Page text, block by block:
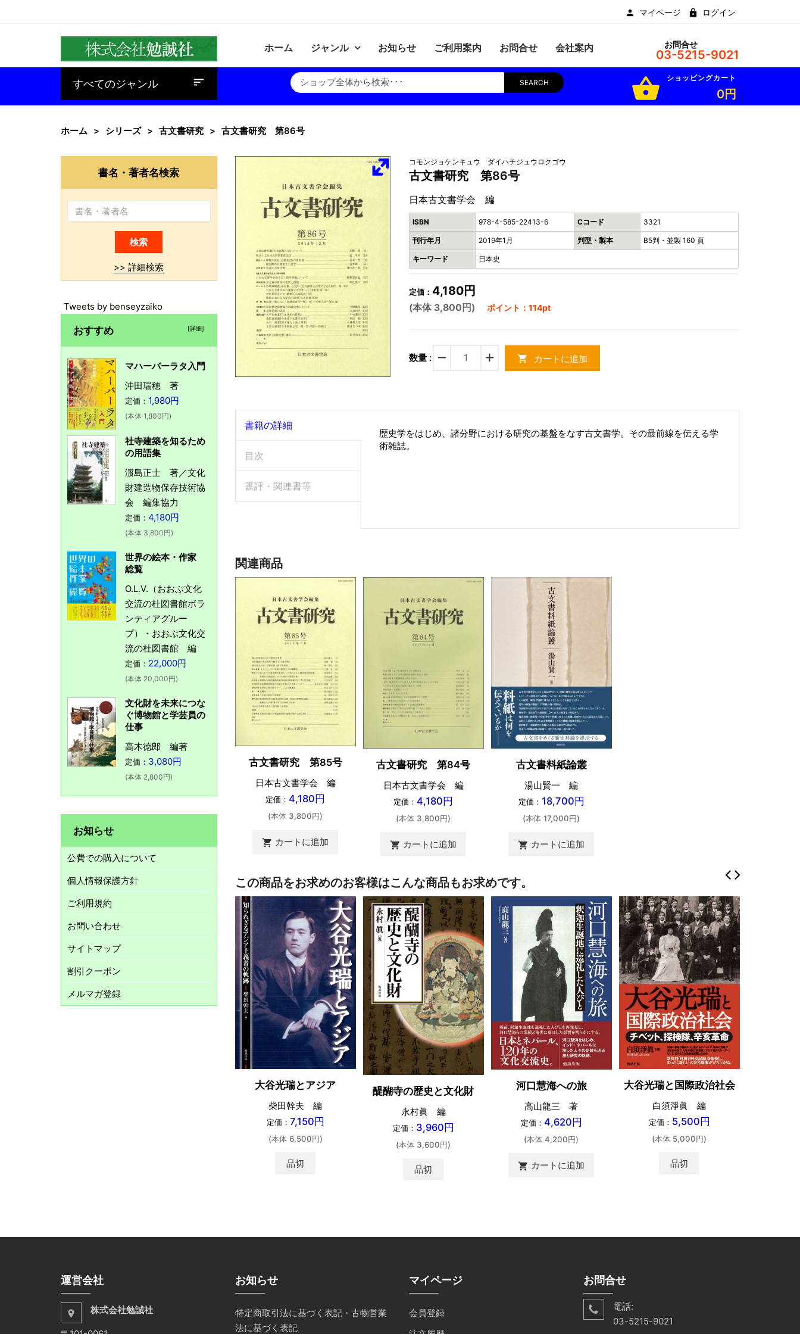
マイページ ログイン
ホーム ジャンル お知らせ ご利用案内 お問合せ 会社案内 お問合せ
03-5215-9021
すべてのジャンル
baseline_sort SEARCH shopping_basket ショッピングカート
0円
ホーム シリーズ 古文書研究 古文書研究 第86号
コモンジョケンキュウ ダイハチジュウロクゴウ
古文書研究 第86号
日本古文書学会 編
ISBN 978-4-585-22413-6 Cコード 3321
刊行年月 2019年1月 判型・製本 B5判・並製 160 頁
キーワード 日本史
定価： 4,180円
(本体 3,800円) ポイント：114pt
数量 : remove add shopping_cart カートに追加
書籍の詳細
目次
書評・関連書等
歴史学をはじめ、諸分野における研究の基盤をなす古文書学。その最前線を伝える学
術雑誌。
関連商品
古文書研究 第85号
日本古文書学会 編
定価： 4,180円
(本体 3,800円)
shopping_cart カートに追加
古文書研究 第84号
日本古文書学会 編
定価： 4,180円
(本体 3,800円)
shopping_cart カートに追加
古文書料紙論叢
湯山賢一 編
定価： 18,700円
(本体 17,000円)
shopping_cart カートに追加
この商品をお求めのお客様はこんな商品もお求めです。
大谷光瑞とアジア
柴田幹夫 編
定価： 7,150円
(本体 6,500円)
品切
醍醐寺の歴史と文化財
永村眞 編
定価： 3,960円
(本体 3,600円)
品切
河口慧海への旅
高山龍三 著
定価： 4,620円
(本体 4,200円)
shopping_cart カートに追加
大谷光瑞と国際政治社会
白須淨眞 編
定価： 5,500円
(本体 5,000円)
品切
書名・著者名検索
>> 詳細検索
Tweets by benseyzaiko
おすすめ [詳細]
マハーバーラタ入門
沖田瑞穂 著
定価： 1,980円
(本体 1,800円)
社寺建築を知るため
の用語集
濵島正士 著／文化
財建造物保存技術協
会 編集協力
定価： 4,180円
(本体 3,800円)
世界の絵本・作家
総覧
O.L.V.（おおぶ文化
交流の杜図書館ボラ
ンティアグルー
プ）・おおぶ文化交
流の杜図書館 編
定価： 22,000円
(本体 20,000円)
文化財を未来につな
ぐ博物館と学芸員の
仕事
高木徳郎 編著
定価： 3,080円
(本体 2,800円)
お知らせ
公費での購入について
個人情報保護方針
ご利用規約
お問い合わせ
サイトマップ
割引クーポン
メルマガ登録
運営会社
place 株式会社勉誠社
お知らせ
特定商取引法に基づく表記・古物営業
法に基づく表記
マイページ
会員登録
お問合せ
電話:
03-5215-9021